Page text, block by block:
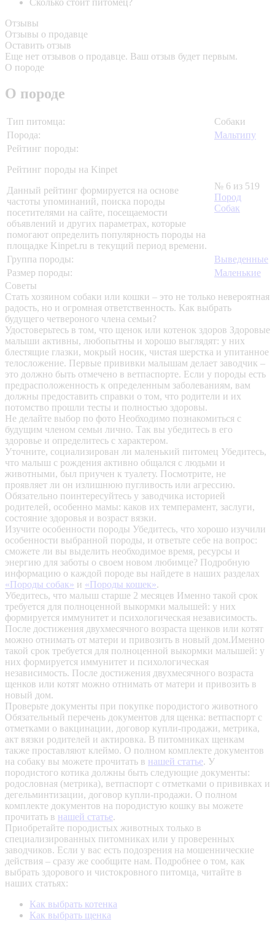
Сколько стоит питомец?
Отзывы
Отзывы о продавце
Оставить отзыв
Еще нет отзывов о продавце. Ваш отзыв будет первым.
О породе
О породе
Тип питомца:
Собаки
Порода:
Мальтипу
Рейтинг породы:
Рейтинг породы на Kinpet
Данный рейтинг формируется на основе
частоты упоминаний, поиска породы
посетителями на сайте, посещаемости
объявлений и других параметрах, которые
помогают определить популярность породы на
площадке Kinpet.ru в текущий период времени.
№ 6 из 519
Пород
Собак
Группа породы:
Выведенные
Размер породы:
Маленькие
Советы
Стать хозяином собаки или кошки – это не только невероятная
радость, но и огромная ответственность. Как выбрать
будущего четвероного члена семьи?
Удостоверьтесь в том, что щенок или котенок здоров Здоровые
малыши активны, любопытны и хорошо выглядят: у них
блестящие глазки, мокрый носик, чистая шерстка и упитанное
телосложение. Первые прививки малышам делает заводчик –
это должно быть отмечено в ветпаспорте. Если у породы есть
предрасположенность к определенным заболеваниям, вам
должны предоставить справки о том, что родители и их
потомство прошли тесты и полностью здоровы.
Не делайте выбор по фото Необходимо познакомиться с
будущим членом семьи лично. Так вы убедитесь в его
здоровье и определитесь с характером.
Уточните, социализирован ли маленький питомец Убедитесь,
что малыш с рождения активно общался с людьми и
животными, был приучен к туалету. Посмотрите, не
проявляет ли он излишнюю пугливость или агрессию.
Обязательно поинтересуйтесь у заводчика историей
родителей, особенно мамы: каков их темперамент, заслуги,
состояние здоровья и возраст вязки.
Изучите особенности породы Убедитесь, что хорошо изучили
особенности выбранной породы, и ответьте себе на вопрос:
сможете ли вы выделить необходимое время, ресурсы и
энергию для заботы о своем новом любимце? Подробную
информацию о каждой породе вы найдете в наших разделах
«Породы собак» и «Породы кошек».
Убедитесь, что малыш старше 2 месяцев Именно такой срок
требуется для полноценной выкормки малышей: у них
формируется иммунитет и психологическая независимость.
После достижения двухмесячного возраста щенков или котят
можно отнимать от матери и привозить в новый дом.Именно
такой срок требуется для полноценной выкормки малышей: у
них формируется иммунитет и психологическая
независимость. После достижения двухмесячного возраста
щенков или котят можно отнимать от матери и привозить в
новый дом.
Проверьте документы при покупке породистого животного
Обязательный перечень документов для щенка: ветпаспорт с
отметками о вакцинации, договор купли-продажи, метрика,
акт вязки родителей и актировка. В питомниках щенкам
также проставляют клеймо. О полном комплекте документов
на собаку вы можете прочитать в нашей статье. У
породистого котика должны быть следующие документы:
родословная (метрика), ветпаспорт с отметками о прививках и
дегельминтизации, договор купли-продажи. О полном
комплекте документов на породистую кошку вы можете
прочитать в нашей статье.
Приобретайте породистых животных только в
специализированных питомниках или у проверенных
заводчиков. Если у вас есть подозрения на мошеннические
действия – сразу же сообщите нам. Подробнее о том, как
выбрать здорового и чистокровного питомца, читайте в
наших статьях:
Как выбрать котенка
Как выбрать щенка